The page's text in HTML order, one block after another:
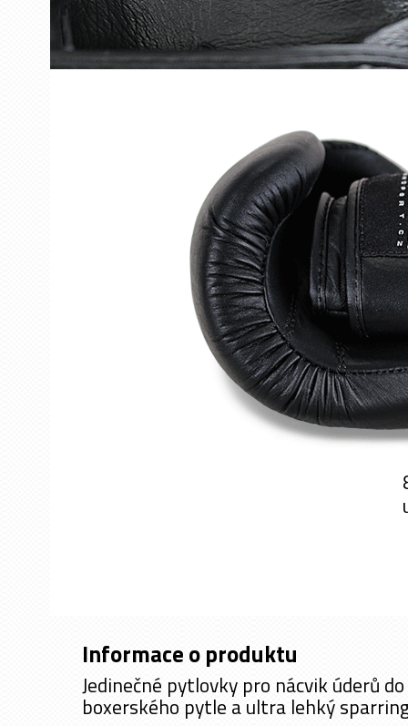
Informace o produktu
Jedinečné pytlovky pro nácvik úderů
boxerského pytle a ultra lehký